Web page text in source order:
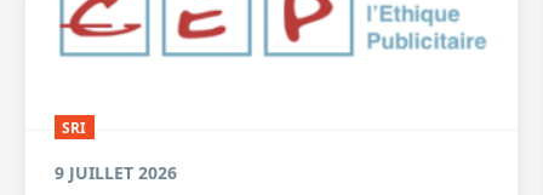
SRI
9 JUILLET 2026